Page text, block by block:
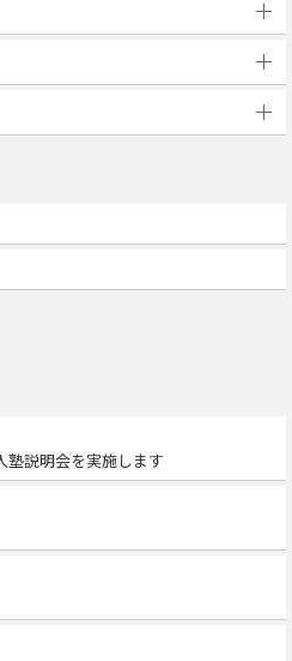
説明会を実施します